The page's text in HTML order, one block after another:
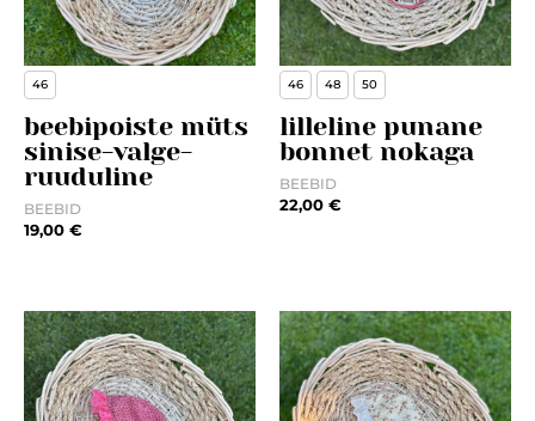
46
beebipoiste müts
sinise-valge-
ruuduline
BEEBID
19,00 €
46 48 50
lilleline punane
bonnet nokaga
BEEBID
22,00 €